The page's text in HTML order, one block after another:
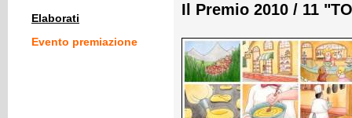
Elaborati
Evento premiazione
Il Premio 2010 / 11